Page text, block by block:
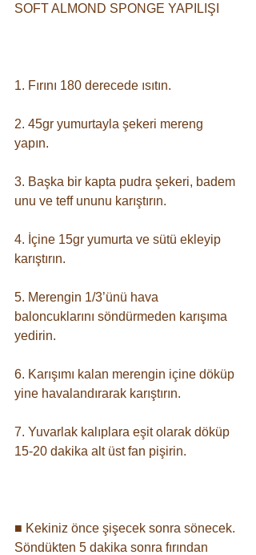
SOFT ALMOND SPONGE YAPILIŞI⠀
1. Fırını 180 derecede ısıtın. ⠀
2. 45gr yumurtayla şekeri mereng
yapın. ⠀
3. Başka bir kapta pudra şekeri, badem
unu ve teff ununu karıştırın. ⠀
4. İçine 15gr yumurta ve sütü ekleyip
karıştırın. ⠀
5. Merengin 1/3’ünü hava
baloncuklarını söndürmeden karışıma
yedirin. ⠀
6. Karışımı kalan merengin içine döküp
yine havalandırarak karıştırın. ⠀
7. Yuvarlak kalıplara eşit olarak döküp
15-20 dakika alt üst fan pişirin. ⠀
■ Kekiniz önce şişecek sonra sönecek.
Söndükten 5 dakika sonra fırından